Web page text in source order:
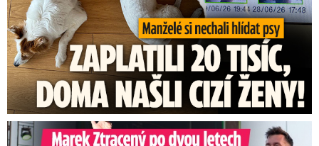
Marek Ztracený na Letné: Pártlová stopla koncert